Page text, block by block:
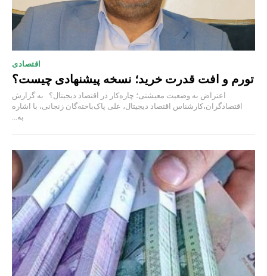
اقتصادی
تورم و افت قدرت خرید؛ نسخه پیشنهادی چیست؟
اعتراض به وضعیت معیشتی؛ چاره‌کار در اقتصاد دیجیتال؟ به گزارش
اقتصادگران،کارشناس اقتصاد دیجیتال، علی پاک‌باخته‌گان زنجانی، با اشاره
به...